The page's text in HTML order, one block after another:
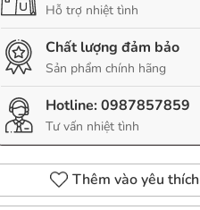
Hỗ trợ nhiệt tình
Chất lượng đảm bảo
Sản phẩm chính hãng
Hotline:0987857859
Tư vấn nhiệt tình
Thêm vào yêu thích